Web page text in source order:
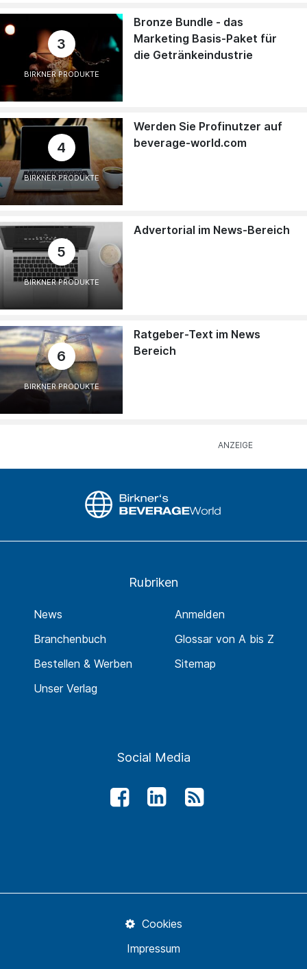
3
BIRKNER PRODUKTE
Bronze Bundle - das
Marketing Basis-Paket für
die Getränkeindustrie
4
BIRKNER PRODUKTE
Werden Sie Profinutzer auf
beverage-world.com
5
BIRKNER PRODUKTE
Advertorial im News-Bereich
6
BIRKNER PRODUKTE
Ratgeber-Text im News
Bereich
Rubriken
News
Branchenbuch
Bestellen & Werben
Unser Verlag
Anmelden
Glossar von A bis Z
Sitemap
Social Media
Impressum
Cookies